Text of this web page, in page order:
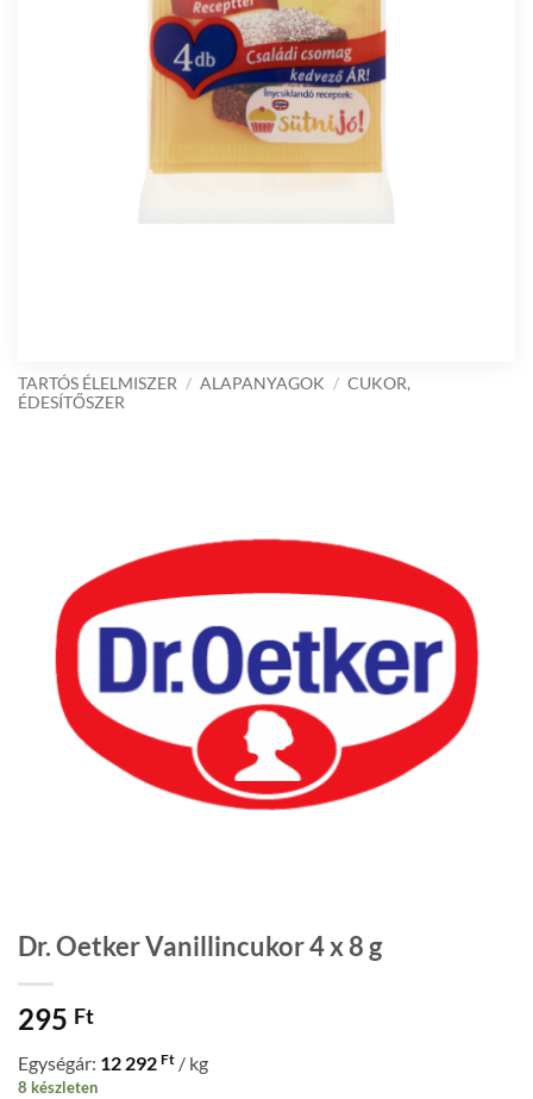
TARTÓS ÉLELMISZER / ALAPANYAGOK / CUKOR,
ÉDESÍTŐSZER
Dr. Oetker Vanillincukor 4 x 8 g
295 Ft
Egységár: 12 292 Ft / kg
8 készleten